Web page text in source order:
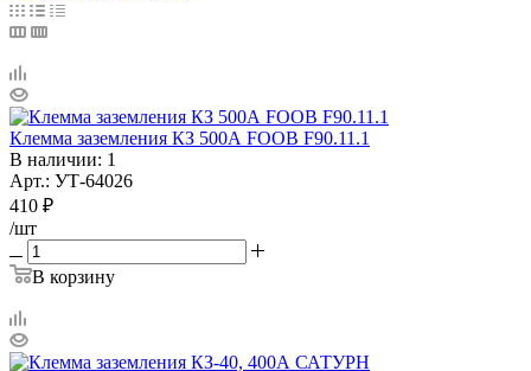
Клемма заземления КЗ 500А FOOB F90.11.1
В наличии: 1
Арт.: УТ-64026
410 ₽
/шт
В корзину